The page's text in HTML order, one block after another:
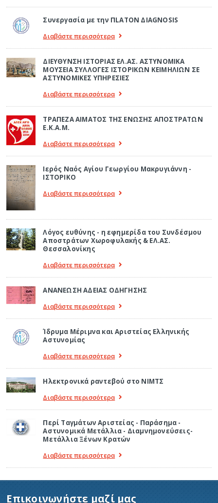
Συνεργασία με την ΠLATON ΔIAGNOSIS
Διαβάστε περισσότερα
ΔΙΕΥΘΥΝΣΗ ΙΣΤΟΡΙΑΣ ΕΛ.ΑΣ. ΑΣΤΥΝΟΜΙΚΑ
ΜΟΥΣΕΙΑ ΣΥΛΛΟΓΕΣ ΙΣΤΟΡΙΚΩΝ ΚΕΙΜΗΛΙΩΝ ΣΕ
ΑΣΤΥΝΟΜΙΚΕΣ ΥΠΗΡΕΣΙΕΣ
Διαβάστε περισσότερα
ΤΡΑΠΕΖΑ ΑΙΜΑΤΟΣ ΤΗΣ ΕΝΩΣΗΣ ΑΠΟΣΤΡΑΤΩΝ
Ε.Κ.Α.Μ.
Διαβάστε περισσότερα
Ιερός Ναός Αγίου Γεωργίου Μακρυγιάννη -
ΙΣΤΟΡΙΚΟ
Διαβάστε περισσότερα
Λόγος ευθύνης - η εφημερίδα του Συνδέσμου
Αποστράτων Χωροφυλακής & ΕΛ.ΑΣ.
Θεσσαλονίκης
Διαβάστε περισσότερα
ΑΝΑΝΕΩΣΗ ΑΔΕΙΑΣ ΟΔΗΓΗΣΗΣ
Διαβάστε περισσότερα
Ίδρυμα Μέριμνα και Αριστείας Ελληνικής
Αστυνομίας
Διαβάστε περισσότερα
Ηλεκτρονικά ραντεβού στο ΝΙΜΤΣ
Διαβάστε περισσότερα
Περί Ταγμάτων Αριστείας - Παράσημα -
Αστυνομικά Μετάλλια - Διαμνημονεύσεις-
Μετάλλια Ξένων Κρατών
Διαβάστε περισσότερα
Επικοινωνήστε μαζί μας